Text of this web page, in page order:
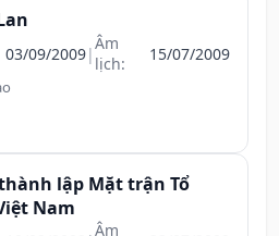
03/09/2009|Âm
lịch:
15/07/2009
lập Mặt trận Tổ
Nam
Âm